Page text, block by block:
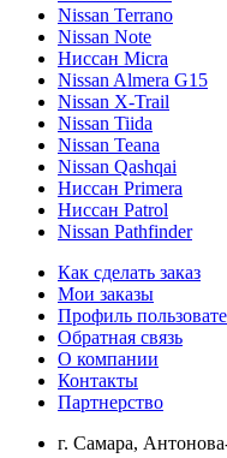
Nissan Terrano
Nissan Note
Ниссан Micra
Nissan Almera G15
Nissan X-Trail
Nissan Tiida
Nissan Teana
Nissan Qashqai
Ниссан Primera
Ниссан Patrol
Nissan Pathfinder
Как сделать заказ
Мои заказы
Профиль
Обратная связь
О компании
Контакты
Партнерство
г. Самара,